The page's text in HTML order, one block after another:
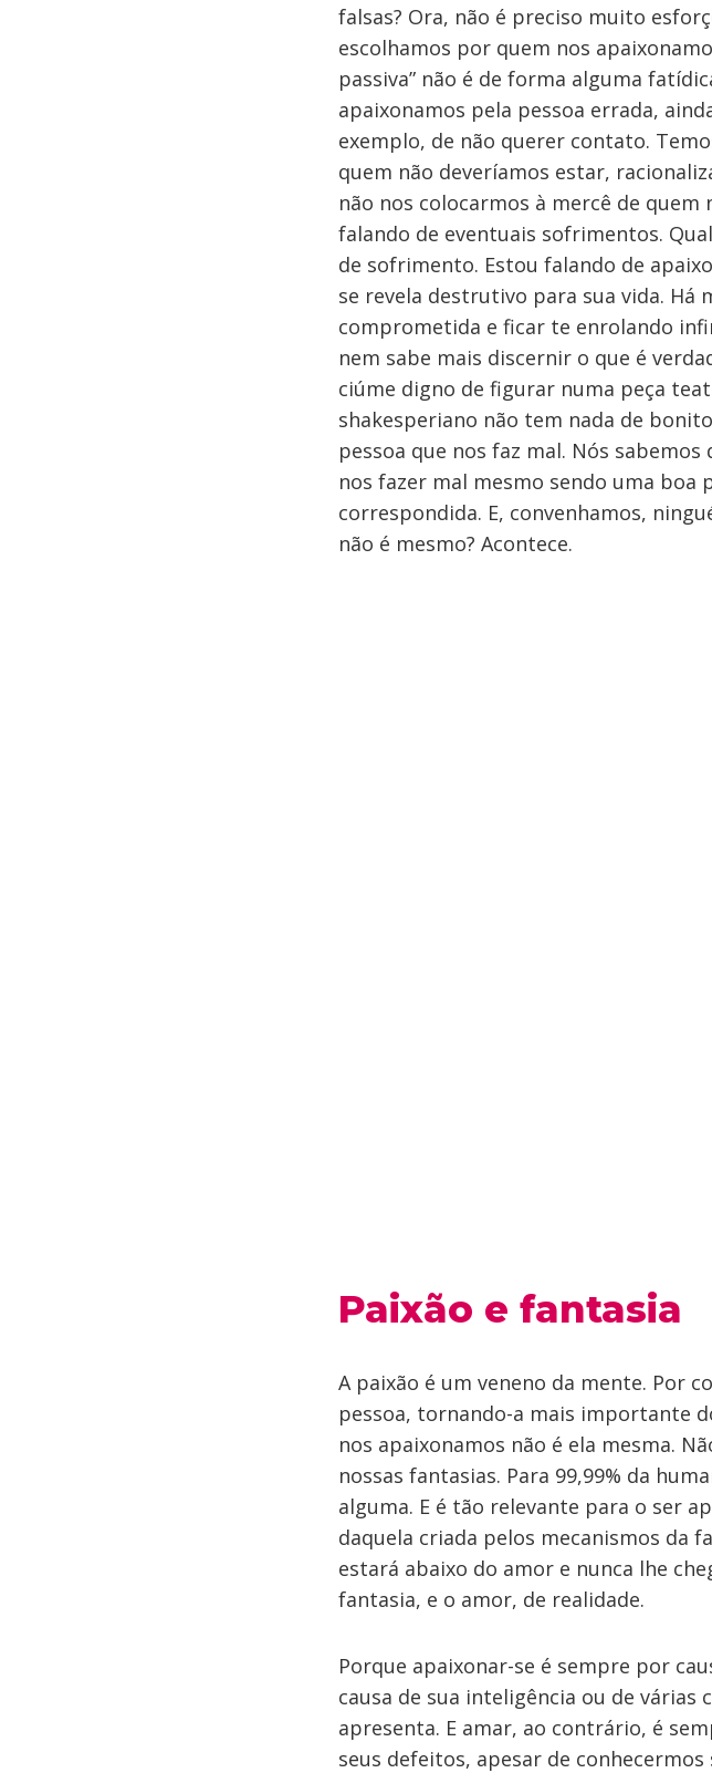
falsas? Ora, não é preciso muito
escolhamos por quem nos
passiva” não é de forma alguma
apaixonamos pela pessoa errada,
exemplo, de não querer contato.
quem não deveríamos estar,
não nos colocarmos à mercê de
falando de eventuais sofrimentos.
de sofrimento. Estou falando de
se revela destrutivo para sua vida. Há
comprometida e ficar te enrolando
nem sabe mais discernir o que é
ciúme digno de figurar numa peça
shakesperiano não tem nada de
pessoa que nos faz mal. Nós
nos fazer mal mesmo sendo uma boa
correspondida. E, convenhamos,
não é mesmo? Acontece.
Paixão e fantasia
A paixão é um veneno da mente. Por
pessoa, tornando-a mais importante
nos apaixonamos não é ela mesma.
nossas fantasias. Para 99,99% da
alguma. E é tão relevante para o ser
daquela criada pelos mecanismos da
estará abaixo do amor e nunca lhe
fantasia, e o amor, de realidade.
Porque apaixonar-se é sempre por
causa de sua inteligência ou de
apresenta. E amar, ao contrário, é
seus defeitos, apesar de